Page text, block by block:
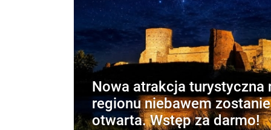
Nowa atrakcja turystyczna
regionu niebawem zostanie
otwarta. Wstęp za darmo!